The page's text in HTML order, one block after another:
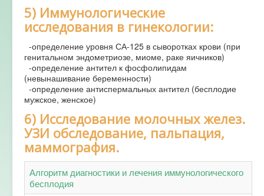
5) Иммунологические
исследования в гинекологии:
-определение уровня СА-125 в сыворотках крови (при
генитальном эндометриозе, миоме, раке яичников)
-определение антител к фосфолипидам
(невынашивание беременности)
-определение антиспермальных антител (бесплодие
мужское, женское)
6) Исследование молочных желез.
УЗИ обследование, пальпация,
маммография.
Алгоритм диагностики и лечения иммунологического
бесплодия